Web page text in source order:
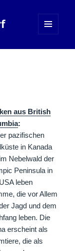
aus British
:
pazifischen
in Kanada
Nebelwald der
Peninsula in
leben
die vor Allem
Jagd und dem
leben. Die
erscheint als
die als